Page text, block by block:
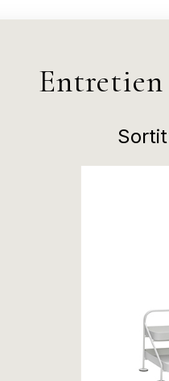
Entretien